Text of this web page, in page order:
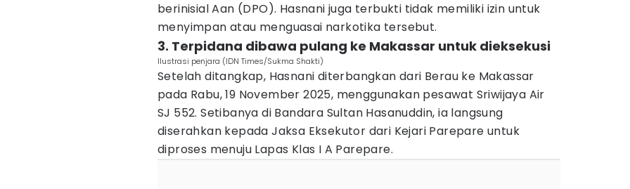
berinisial Aan (DPO). Hasnani juga terbukti tidak memiliki izin untuk
menyimpan atau menguasai narkotika tersebut.
3. Terpidana dibawa pulang ke Makassar untuk dieksekusi
Ilustrasi penjara (IDN Times/Sukma Shakti)
Setelah ditangkap, Hasnani diterbangkan dari Berau ke Makassar
pada Rabu, 19 November 2025, menggunakan pesawat Sriwijaya Air
SJ 552. Setibanya di Bandara Sultan Hasanuddin, ia langsung
diserahkan kepada Jaksa Eksekutor dari Kejari Parepare untuk
diproses menuju Lapas Klas I A Parepare.